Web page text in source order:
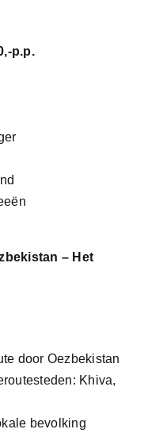
p.p.
– Het
door Oezbekistan
Khiva,
bevolking